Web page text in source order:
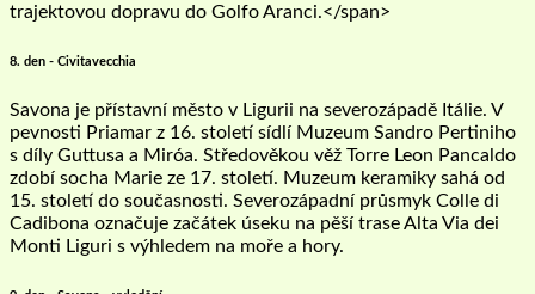
trajektovou dopravu do Golfo Aranci.</span>
8. den - Civitavecchia
Savona je přístavní město v Ligurii na severozápadě Itálie. V
pevnosti Priamar z 16. století sídlí Muzeum Sandro Pertiniho
s díly Guttusa a Miróa. Středověkou věž Torre Leon Pancaldo
zdobí socha Marie ze 17. století. Muzeum keramiky sahá od
15. století do současnosti. Severozápadní průsmyk Colle di
Cadibona označuje začátek úseku na pěší trase Alta Via dei
Monti Liguri s výhledem na moře a hory.